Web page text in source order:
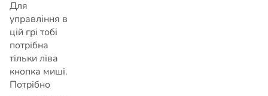
Для
управління в
цій грі тобі
потрібна
тільки ліва
кнопка миші.
Потрібно